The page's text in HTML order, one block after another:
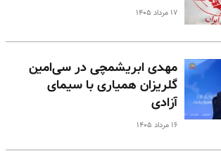
۱۷ مرداد ۱۴۰۵
مهدی ابریشمچی در سی‌امین
گلریزان همیاری با سیمای
آزادی
۱۶ مرداد ۱۴۰۵